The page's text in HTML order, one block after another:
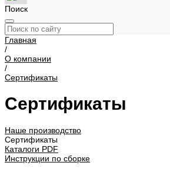
Поиск
Главная
/
О компании
/
Сертификаты
Сертификаты
Наше производство
Сертификаты
Каталоги PDF
Инструкции по сборке